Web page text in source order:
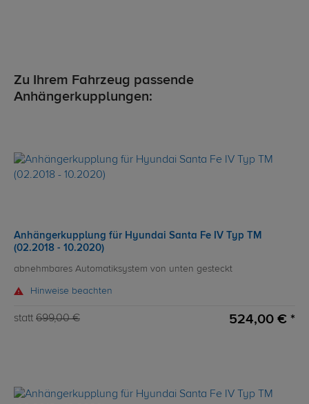
Zu Ihrem Fahrzeug passende
Anhängerkupplungen:
Anhängerkupplung für Hyundai Santa Fe IV Typ TM
(02.2018 - 10.2020)
abnehmbares Automatiksystem von unten gesteckt
Hinweise beachten
statt 699,00 € 524,00 € *